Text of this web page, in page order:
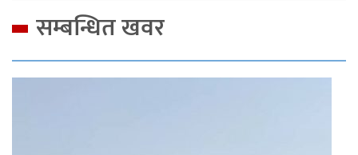
सम्बन्धित खवर